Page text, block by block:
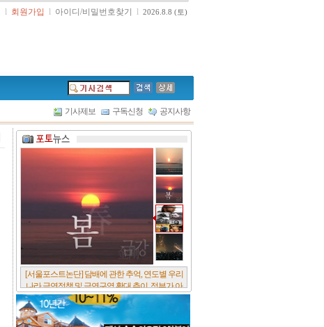
l 회원가입 l 아이디/비밀번호찾기 l 2026.8.8 (토)
기사제보 구독신청 공지사항
[서울포스트논단] 담배에 관한 추억, 연도별 우리
나라 금연정책 및 금연구역 확대 추이, 정부가 아
무리 더 해롭다고 사기를 쳐대도 피워 본 사람은
다 안다, 전자담배시장은 10년새 폭발적 증가세..
[시사저널 인터뷰] 윤방부 연세대 의대 명예교수,